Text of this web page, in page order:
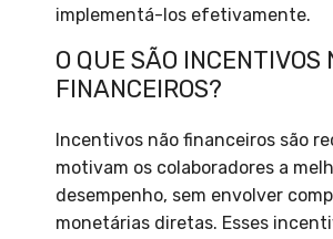
implementá-los efetivamente.
O QUE SÃO INCENTIVOS
FINANCEIROS?
Incentivos não financeiros são
motivam os colaboradores a
desempenho, sem envolver
monetárias diretas. Esses